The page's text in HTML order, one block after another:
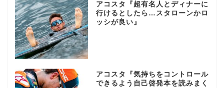
アコスタ『超有名人とディナーに
行けるとしたら…スタローンかロ
ッシが良い』
アコスタ『気持ちをコントロール
できるよう自己啓発本を読みまく